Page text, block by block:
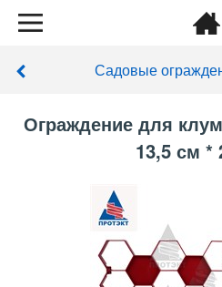
Садовые
Ограждение для
13,5 см *